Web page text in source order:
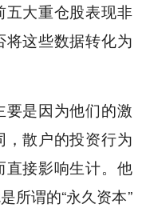
五大重仓股表现非
这些数据转化为
是因为他们的激
，散户的投资行为
接影响生计。 他
所谓的“永久资本”